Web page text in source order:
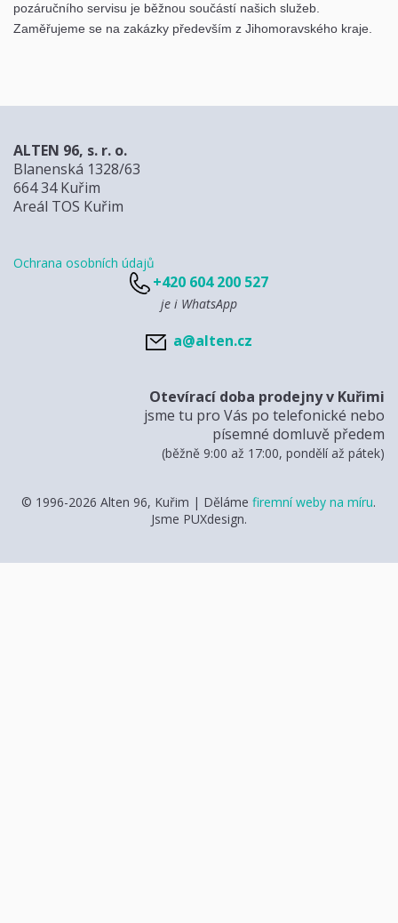
pozáručního servisu je běžnou součástí našich služeb.
Zaměřujeme se na zakázky především z Jihomoravského kraje.
ALTEN 96, s. r. o.
Blanenská 1328/63
664 34 Kuřim
Areál TOS Kuřim
Ochrana osobních údajů
+420 604 200 527
je i WhatsApp
a@alten.cz
Otevírací doba prodejny v Kuřimi
jsme tu pro Vás po telefonické nebo
písemné domluvě předem
(běžně 9:00 až 17:00, pondělí až pátek)
© 1996-2026 Alten 96, Kuřim | Dělámefiremní weby na míru.
Jsme PUXdesign.